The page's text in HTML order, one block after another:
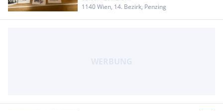
1140 Wien, 14. Bezirk, Penzing